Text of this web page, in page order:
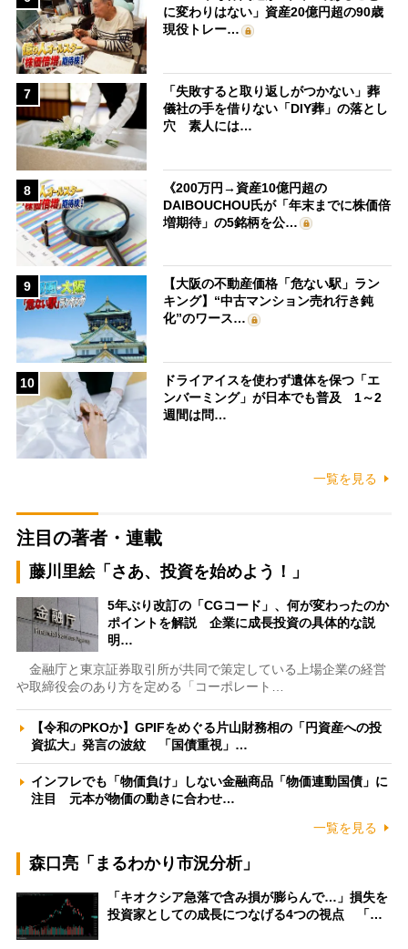
に変わりはない」資産20億円超の90歳
現役トレー…
7
「失敗すると取り返しがつかない」葬
儀社の手を借りない「DIY葬」の落とし
穴 素人には…
8
《200万円→資産10億円超の
DAIBOUCHOU氏が「年末までに株価倍
増期待」の5銘柄を公…
9
【大阪の不動産価格「危ない駅」ラン
キング】“中古マンション売れ行き鈍
化”のワース…
10
ドライアイスを使わず遺体を保つ「エ
ンバーミング」が日本でも普及 1～2
週間は問…
一覧を見る
注目の著者・連載
藤川里絵「さあ、投資を始めよう！」
5年ぶり改訂の「CGコード」、何が変わったのか
ポイントを解説 企業に成長投資の具体的な説
明…
金融庁と東京証券取引所が共同で策定している上場企業の経営
や取締役会のあり方を定める「コーポレート…
【令和のPKOか】GPIFをめぐる片山財務相の「円資産への投
資拡大」発言の波紋 「国債重視」…
インフレでも「物価負け」しない金融商品「物価連動国債」に
注目 元本が物価の動きに合わせ…
一覧を見る
森口亮「まるわかり市況分析」
「キオクシア急落で含み損が膨らんで…」損失を
投資家としての成長につなげる4つの視点 「…